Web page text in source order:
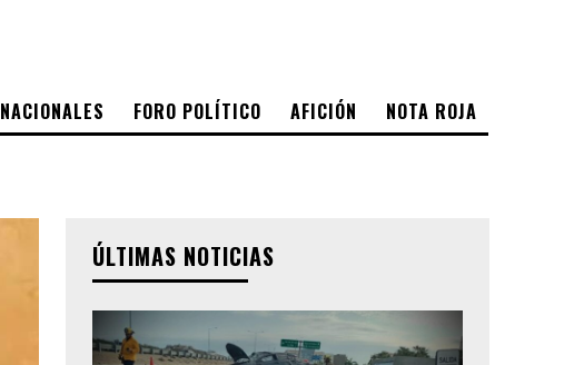
NACIONALES FORO POLÍTICO AFICIÓN NOTA ROJA
ÚLTIMAS NOTICIAS